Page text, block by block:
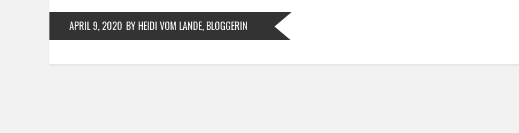
APRIL 9, 2020 BY HEIDI VOM LANDE, BLOGGERIN